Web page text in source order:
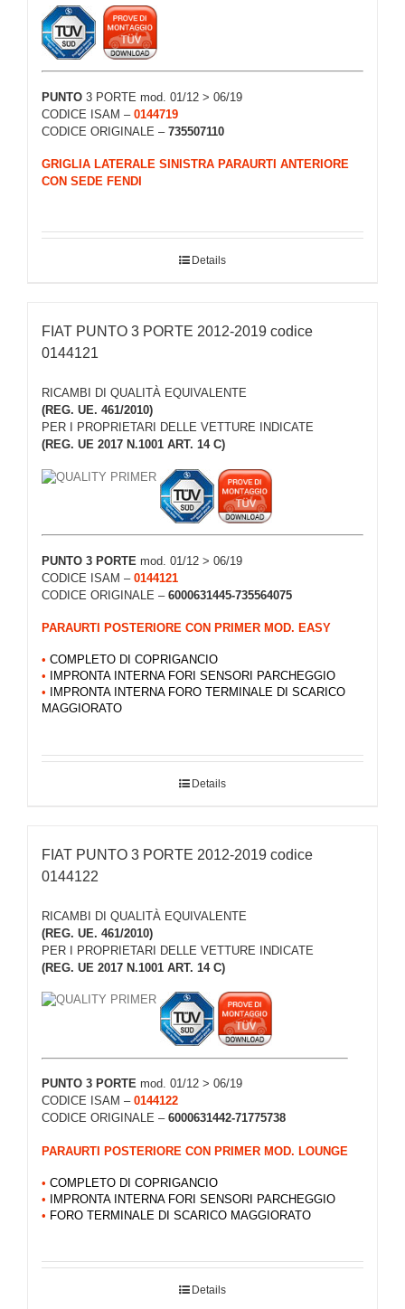
PUNTO 3 PORTE mod. 01/12 > 06/19
CODICE ISAM – 0144719
CODICE ORIGINALE – 735507110
GRIGLIA LATERALE SINISTRA PARAURTI ANTERIORE
CON SEDE FENDI
Details
FIAT PUNTO 3 PORTE 2012-2019 codice
0144121
RICAMBI DI QUALITÀ EQUIVALENTE
(REG. UE. 461/2010)
PER I PROPRIETARI DELLE VETTURE INDICATE
(REG. UE 2017 N.1001 ART. 14 C)
PUNTO 3 PORTE mod. 01/12 > 06/19
CODICE ISAM – 0144121
CODICE ORIGINALE – 6000631445-735564075
PARAURTI POSTERIORE CON PRIMER MOD. EASY
• COMPLETO DI COPRIGANCIO
•
IMPRONTA INTERNA FORI SENSORI PARCHEGGIO
• IMPRONTA INTERNA FORO TERMINALE DI SCARICO
MAGGIORATO
Details
FIAT PUNTO 3 PORTE 2012-2019 codice
0144122
RICAMBI DI QUALITÀ EQUIVALENTE
(REG. UE. 461/2010)
PER I PROPRIETARI DELLE VETTURE INDICATE
(REG. UE 2017 N.1001 ART. 14 C)
PUNTO 3 PORTE mod. 01/12 > 06/19
CODICE ISAM – 0144122
CODICE ORIGINALE – 6000631442-71775738
PARAURTI POSTERIORE CON PRIMER MOD. LOUNGE
• COMPLETO DI COPRIGANCIO
•
IMPRONTA INTERNA FORI SENSORI PARCHEGGIO
• FORO TERMINALE DI SCARICO MAGGIORATO
Details